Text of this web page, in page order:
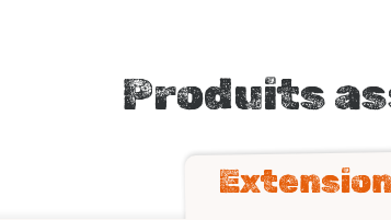
Produits